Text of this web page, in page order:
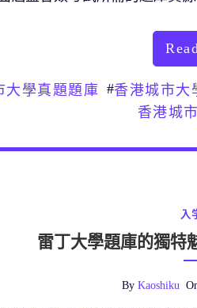
大學真題題庫 #香港城市大
香港城
入
雷丁大學題庫的獨特
By Kaoshiku